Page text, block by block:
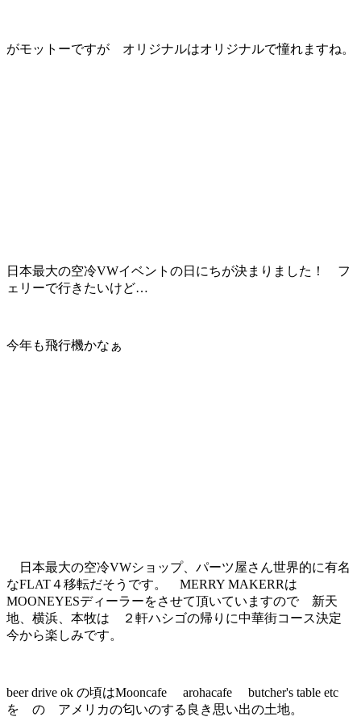
がモットーですが オリジナルはオリジナルで憧れますね。
日本最大の空冷VWイベントの日にちが決まりました！ フ
ェリーで行きたいけど…
今年も飛行機かなぁ
日本最大の空冷VWショップ、パーツ屋さん世界的に有名
なFLAT４移転だそうです。 MERRY MAKERRは
MOONEYESディーラーをさせて頂いていますので 新天
地、横浜、本牧は ２軒ハシゴの帰りに中華街コース決定
今から楽しみです。
beer drive ok の頃はMooncafe arohacafe butcher's table etc
を の アメリカの匂いのする良き思い出の土地。